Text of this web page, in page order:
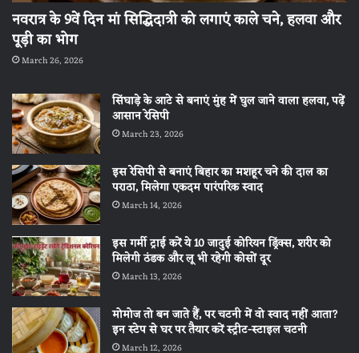
नवरात्र के 9वें दिन मां सिद्धिदात्री को लगाएं काले चने, हलवा और
पूड़ी का भोग
March 26, 2026
सिंघाड़े के आटे से बनाएं मुंह में घुल जाने वाला हलवा, पढ़ें
आसान रेसिपी
March 23, 2026
इस रेसिपी से बनाएं बिहार का मशहूर चने की दाल का
पराठा, मिलेगा एकदम पारंपरिक स्वाद
March 14, 2026
इस गर्मी ट्राई करें ये 10 जादुई कोरियन ड्रिंक्स, शरीर को
मिलेगी ठंडक और लू भी रहेगी कोसों दूर
March 13, 2026
मोमोज तो बन जाते हैं, पर चटनी में वो स्वाद नहीं आता?
इन स्टेप से घर पर तैयार करें स्ट्रीट-स्टाइल चटनी
March 12, 2026